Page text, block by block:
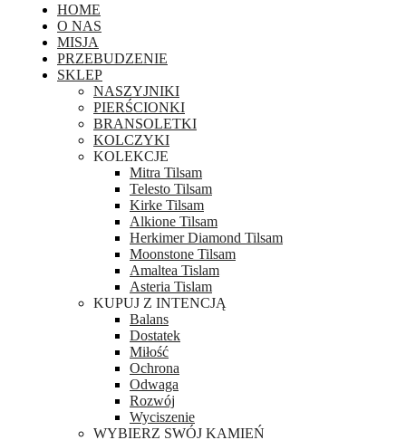
HOME
O NAS
MISJA
PRZEBUDZENIE
SKLEP
NASZYJNIKI
PIERŚCIONKI
BRANSOLETKI
KOLCZYKI
KOLEKCJE
Mitra Tilsam
Telesto Tilsam
Kirke Tilsam
Alkione Tilsam
Herkimer Diamond Tilsam
Moonstone Tilsam
Amaltea Tislam
Asteria Tislam
KUPUJ Z INTENCJĄ
Balans
Dostatek
Miłość
Ochrona
Odwaga
Rozwój
Wyciszenie
WYBIERZ SWÓJ KAMIEŃ